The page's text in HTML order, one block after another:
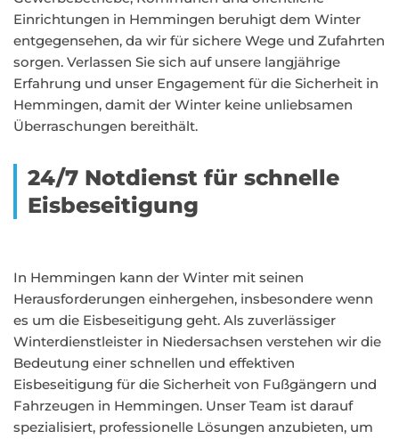
Einrichtungen in Hemmingen beruhigt dem Winter
entgegensehen, da wir für sichere Wege und Zufahrten
sorgen. Verlassen Sie sich auf unsere langjährige
Erfahrung und unser Engagement für die Sicherheit in
Hemmingen, damit der Winter keine unliebsamen
Überraschungen bereithält.
24/7 Notdienst für schnelle
Eisbeseitigung
In Hemmingen kann der Winter mit seinen
Herausforderungen einhergehen, insbesondere wenn
es um die Eisbeseitigung geht. Als zuverlässiger
Winterdienstleister in Niedersachsen verstehen wir die
Bedeutung einer schnellen und effektiven
Eisbeseitigung für die Sicherheit von Fußgängern und
Fahrzeugen in Hemmingen. Unser Team ist darauf
spezialisiert, professionelle Lösungen anzubieten, um